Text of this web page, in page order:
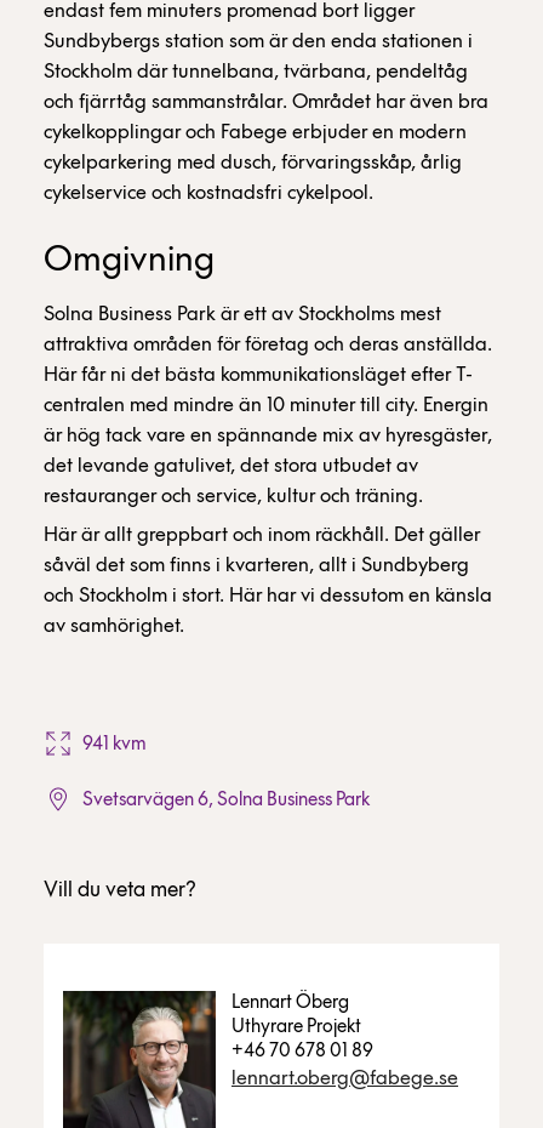
endast fem minuters promenad bort ligger
Sundbybergs station som är den enda stationen i
Stockholm där tunnelbana, tvärbana, pendeltåg
och fjärrtåg sammanstrålar. Området har även bra
cykelkopplingar och Fabege erbjuder en modern
cykelparkering med dusch, förvaringsskåp, årlig
cykelservice och kostnadsfri cykelpool.
Omgivning
Solna Business Park är ett av Stockholms mest
attraktiva områden för företag och deras anställda.
Här får ni det bästa kommunikationsläget efter T-
centralen med mindre än 10 minuter till city. Energin
är hög tack vare en spännande mix av hyresgäster,
det levande gatulivet, det stora utbudet av
restauranger och service, kultur och träning.
Här är allt greppbart och inom räckhåll. Det gäller
såväl det som finns i kvarteren, allt i Sundbyberg
och Stockholm i stort. Här har vi dessutom en känsla
av samhörighet.
941 kvm
Svetsarvägen 6, Solna Business Park
Vill du veta mer?
Lennart Öberg
Uthyrare Projekt
+46 70 678 01 89
lennart.oberg@fabege.se